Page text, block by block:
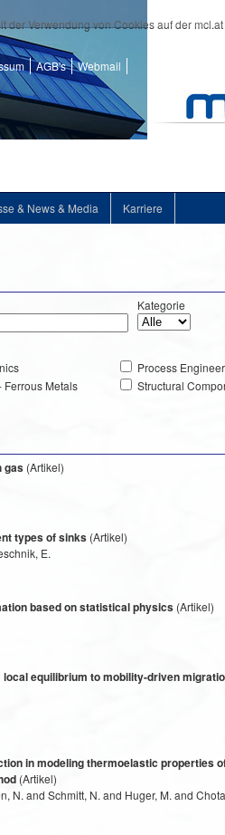
Verwendung von Cookies auf der
AGB's Webmail
& News & Media Karriere
Kategorie
Process
Ferrous Metals
Structural
gas(Artikel)
types of sinks(Artikel)
E.
based on statistical physics(Artikel)
equilibrium to mobility-driven
in modeling thermoelastic properties
(Artikel)
N. and Schmitt, N. and Huger, M. and